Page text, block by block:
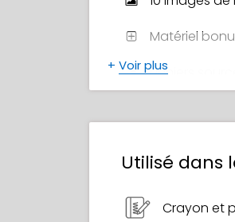
Matériel
Fichiers source
+ Voir plus
Utilisé dans
Crayon et